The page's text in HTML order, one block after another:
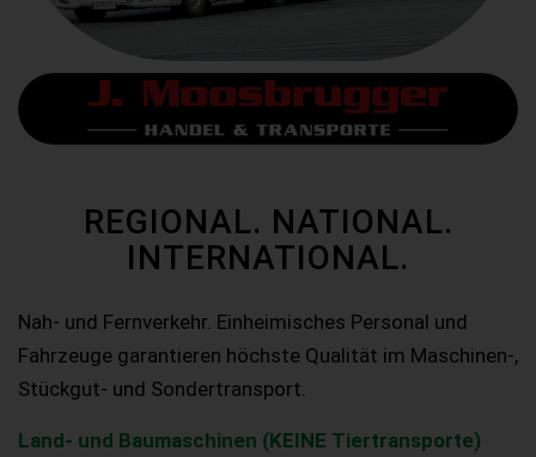
REGIONAL. NATIONAL.
INTERNATIONAL.
Nah- und Fernverkehr. Einheimisches Personal und
Fahrzeuge garantieren höchste Qualität im Maschinen-,
Stückgut- und Sondertransport.
Land- und Baumaschinen (KEINE Tiertransporte)